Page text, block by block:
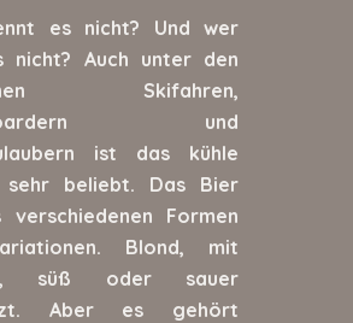
es nicht? Und wer
nicht? Auch unter den
Skifahren,
und
ist das kühle
sehr beliebt. Das Bier
Formen
Blond, mit
süß oder sauer
Aber es gehört